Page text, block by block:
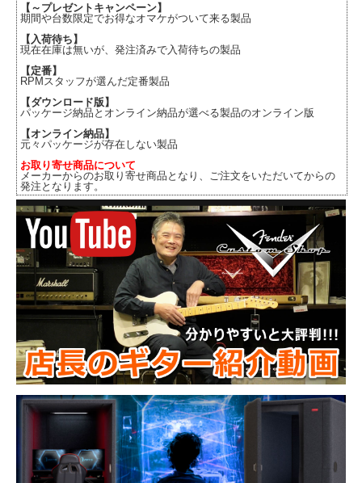
【～プレゼントキャンペーン】
期間や台数限定でお得なオマケがついて来る製品
【入荷待ち】
現在在庫は無いが、発注済みで入荷待ちの製品
【定番】
RPMスタッフが選んだ定番製品
【ダウンロード版】
パッケージ納品とオンライン納品が選べる製品のオンライン版
【オンライン納品】
元々パッケージが存在しない製品
お取り寄せ商品について
メーカーからのお取り寄せ商品となり、ご注文をいただいてからの
発注となります。